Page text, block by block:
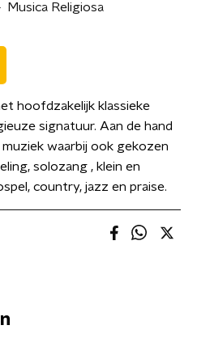
Musica Religiosa
hoofdzakelijk klassieke
signatuur. Aan de hand
waarbij ook gekozen
solozang , klein en
country, jazz en praise.